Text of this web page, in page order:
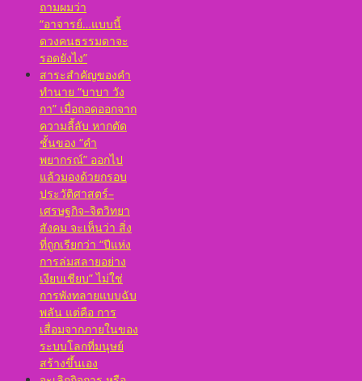
ถามผมว่า
“อาจารย์…แบบนี้
ดวงคนธรรมดาจะ
รอดยังไง”
สาระสำคัญของคำ
ทำนาย “บาบา วัง
กา” เมื่อถอดออกจาก
ความลี้ลับ หากตัด
ชั้นของ “คำ
พยากรณ์” ออกไป
แล้วมองด้วยกรอบ
ประวัติศาสตร์–
เศรษฐกิจ–จิตวิทยา
สังคม จะเห็นว่า สิ่ง
ที่ถูกเรียกว่า “ปีแห่ง
การล่มสลายอย่าง
เงียบเชียบ” ไม่ใช่
การพังทลายแบบฉับ
พลัน แต่คือ การ
เสื่อมจากภายในของ
ระบบโลกที่มนุษย์
สร้างขึ้นเอง